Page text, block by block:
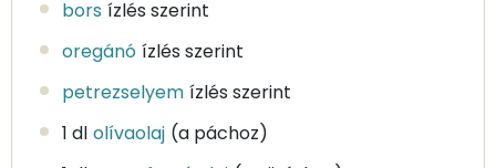
bors ízlés szerint
oregánó ízlés szerint
petrezselyem ízlés szerint
1 dl olívaolaj (a páchoz)